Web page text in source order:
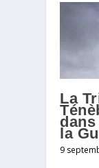
La
dans
la
9